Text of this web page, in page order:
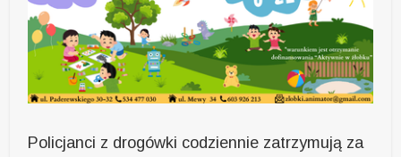
Policjanci z drogówki codziennie zatrzymują za